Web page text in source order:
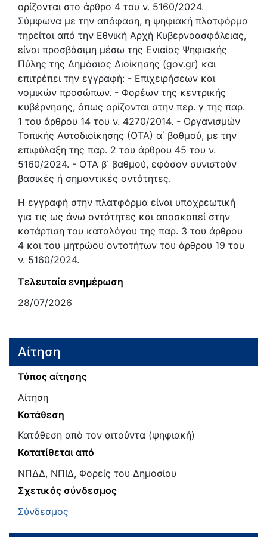
ορίζονται στο άρθρο 4 του ν. 5160/2024.
Σύμφωνα με την απόφαση, η ψηφιακή πλατφόρμα
τηρείται από την Εθνική Αρχή Κυβερνοασφάλειας,
είναι προσβάσιμη μέσω της Ενιαίας Ψηφιακής
Πύλης της Δημόσιας Διοίκησης (gov.gr) και
επιτρέπει την εγγραφή: - Επιχειρήσεων και
νομικών προσώπων. - Φορέων της κεντρικής
κυβέρνησης, όπως ορίζονται στην περ. γ της παρ.
1 του άρθρου 14 του ν. 4270/2014. - Οργανισμών
Τοπικής Αυτοδιοίκησης (ΟΤΑ) α΄ βαθμού, με την
επιφύλαξη της παρ. 2 του άρθρου 45 του ν.
5160/2024. - ΟΤΑ β΄ βαθμού, εφόσον συνιστούν
βασικές ή σημαντικές οντότητες.
Η εγγραφή στην πλατφόρμα είναι υποχρεωτική
για τις ως άνω οντότητες και αποσκοπεί στην
κατάρτιση του καταλόγου της παρ. 3 του άρθρου
4 και του μητρώου οντοτήτων του άρθρου 19 του
ν. 5160/2024.
Τελευταία ενημέρωση
28/07/2026
Αίτηση
Τύπος αίτησης
Αίτηση
Κατάθεση
Κατάθεση από τον αιτούντα (ψηφιακή)
Κατατίθεται από
ΝΠΔΔ, ΝΠΙΔ, Φορείς του Δημοσίου
Σχετικός σύνδεσμος
Σύνδεσμος